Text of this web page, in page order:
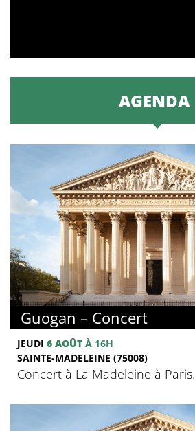
AGENDA
Guogan – Concert
JEUDI 6 AOÛT À 16H
SAINTE-MADELEINE (75008)
Concert à La Madeleine à Paris.